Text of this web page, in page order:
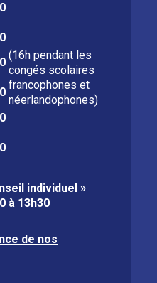
(16h pendant les
congés scolaires
francophones et
néerlandophones)
individuel »
à 13h30
de nos